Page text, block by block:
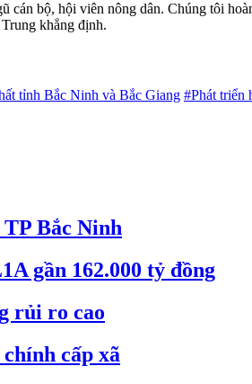
cán bộ, hội viên nông dân. Chúng tôi
khẳng định.
tỉnh Bắc Ninh và Bắc Giang #Phát triển
Bắc Ninh
gần 162.000 tỷ đồng
rủi ro cao
cấp xã